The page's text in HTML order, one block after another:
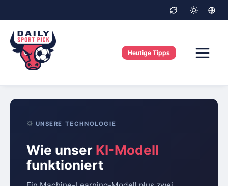
content
Heutige Tipps
UNSERE TECHNOLOGIE
Wie unser KI-Modell
funktioniert